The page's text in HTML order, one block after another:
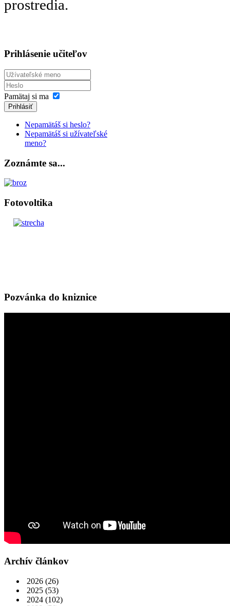
prostredia.
Prihlásenie učiteľov
Pamätaj si ma
Prihlásiť
Nepamätáš si heslo?
Nepamätáš si užívateľské
meno?
Zoznámte sa...
Fotovoltika
Pozvánka do kniznice
Archív článkov
2026 (26)
2025 (53)
2024 (102)